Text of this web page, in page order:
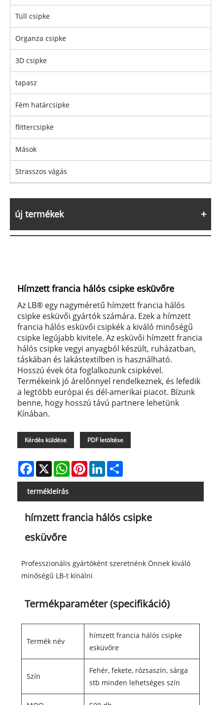
Tüll csipke
Organza csipke
3D csipke
tapasz
Fém határcsipke
flittercsipke
Mások
Strasszos vágás
új termékek
Hímzett francia hálós csipke esküvőre
Az LB® egy nagyméretű hímzett francia hálós
csipke esküvői gyártók számára. Ezek a hímzett
francia hálós esküvői csipkék a kiváló minőségű
csipke legújabb kivitele. Az esküvői hímzett francia
hálós csipke vegyi anyagból készült, ruházatban,
táskában és lakástextilben is használható.
Hosszú évek óta foglalkozunk csipkével.
Termékeink jó árelőnnyel rendelkeznek, és lefedik
a legtöbb európai és dél-amerikai piacot. Bízunk
benne, hogy hosszú távú partnere lehetünk
Kínában.
Kérdés küldése PDF letöltése
Facebook
X WhatsAppPinterestLinkedIn
termékleírás
hímzett francia hálós csipke
esküvőre
Professzionális gyártóként szeretnénk Önnek kiváló
minőségű LB-t kínálni
Termékparaméter (specifikáció)
Termék név
hímzett francia hálós csipke
esküvőre
Szín
Fehér, fekete, rózsaszín, sárga
stb minden lehetséges szín